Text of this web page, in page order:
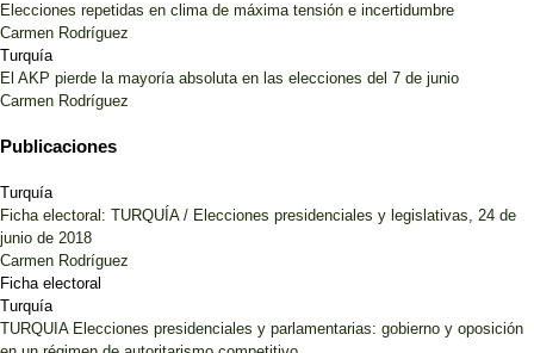
Elecciones repetidas en clima de máxima tensión e incertidumbre
Carmen Rodríguez
Turquía
El AKP pierde la mayoría absoluta en las elecciones del 7 de junio
Carmen Rodríguez
Publicaciones
Turquía
Ficha electoral: TURQUÍA / Elecciones presidenciales y legislativas, 24 de
junio de 2018
Carmen Rodríguez
Ficha electoral
Turquía
TURQUIA Elecciones presidenciales y parlamentarias: gobierno y oposición